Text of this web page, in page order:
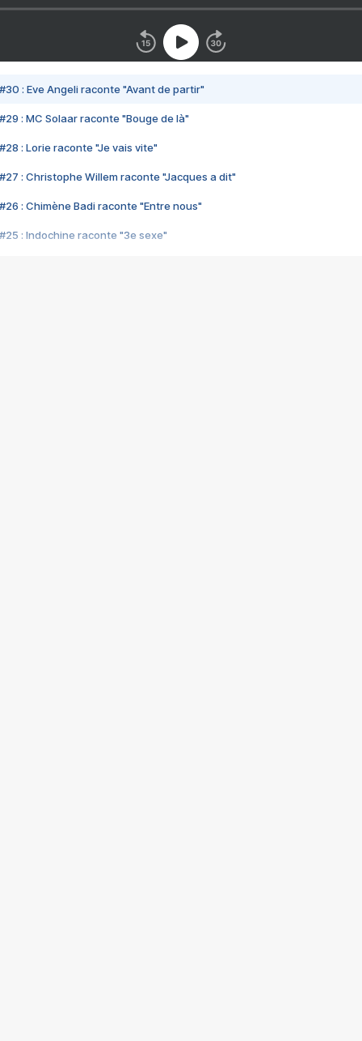
#30 : Eve Angeli raconte "Avant de partir"
#29 : MC Solaar raconte "Bouge de là"
#28 : Lorie raconte "Je vais vite"
#27 : Christophe Willem raconte "Jacques a dit"
#26 : Chimène Badi raconte "Entre nous"
#25 : Indochine raconte "3e sexe"